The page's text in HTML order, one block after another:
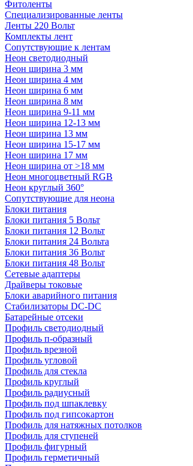
Фитоленты
Специализированные ленты
Ленты 220 Вольт
Комплекты лент
Сопутствующие к лентам
Неон светодиодный
Неон ширина 3 мм
Неон ширина 4 мм
Неон ширина 6 мм
Неон ширина 8 мм
Неон ширина 9-11 мм
Неон ширина 12-13 мм
Неон ширина 13 мм
Неон ширина 15-17 мм
Неон ширина 17 мм
Неон ширина от >18 мм
Неон многоцветный RGB
Неон круглый 360°
Сопутствующие для неона
Блоки питания
Блоки питания 5 Вольт
Блоки питания 12 Вольт
Блоки питания 24 Вольта
Блоки питания 36 Вольт
Блоки питания 48 Вольт
Сетевые адаптеры
Драйверы токовые
Блоки аварийного питания
Стабилизаторы DC-DC
Батарейные отсеки
Профиль светодиодный
Профиль п-образный
Профиль врезной
Профиль угловой
Профиль для стекла
Профиль круглый
Профиль радиусный
Профиль под шпаклевку
Профиль под гипсокартон
Профиль для натяжных потолков
Профиль для ступеней
Профиль фигурный
Профиль герметичный